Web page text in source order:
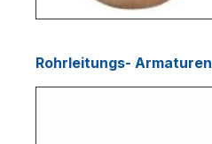
Rohrleitungs- Armaturen